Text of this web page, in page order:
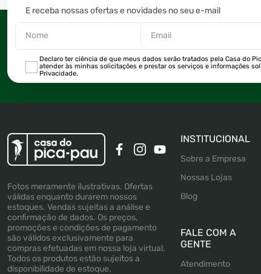
E receba nossas ofertas e novidades no seu e-mail
Declaro ter ciência de que meus dados serão tratados pela Casa do
atender às minhas solicitações e prestar os serviços e informações
Privacidade.
Fotos meramente ilustrativas. Ofertas
válidas enquanto durarem nossos
estoques. Vendas sujeitas a análise e
confirmação de dados. Os preços,
promoções e condições de pagamento
são válidos exclusivamente para
compras efetuadas em nossa loja virtual.
Todos os produtos estão sujeitos a
disponibilidade de estoque.
INSTITUCIONAL
Sobre a Empresa
Nossas Lojas
Blog
FALE COM A
GENTE
Atendimento